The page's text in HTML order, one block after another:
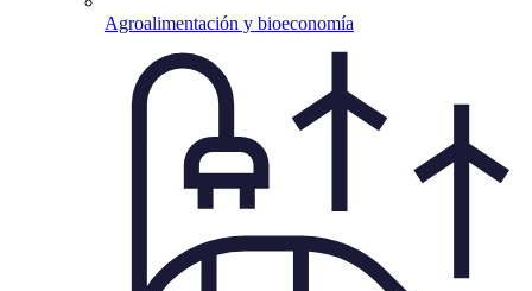
Agroalimentación y bioeconomía